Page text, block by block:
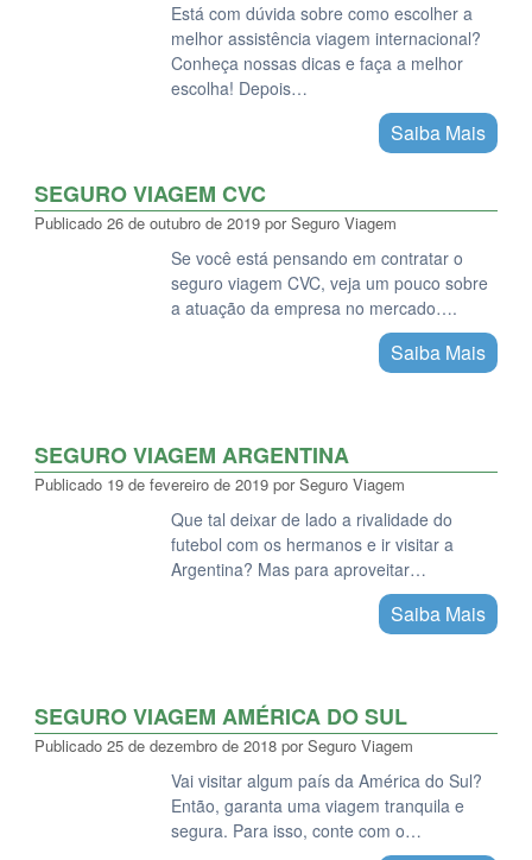
Está com dúvida sobre como escolher a
melhor assistência viagem internacional?
Conheça nossas dicas e faça a melhor
escolha! Depois…
Saiba Mais
SEGURO VIAGEM CVC
Publicado 26 de outubro de 2019 por Seguro Viagem
Se você está pensando em contratar o
seguro viagem CVC, veja um pouco sobre
a atuação da empresa no mercado….
Saiba Mais
SEGURO VIAGEM ARGENTINA
Publicado 19 de fevereiro de 2019 por Seguro Viagem
Que tal deixar de lado a rivalidade do
futebol com os hermanos e ir visitar a
Argentina? Mas para aproveitar…
Saiba Mais
SEGURO VIAGEM AMÉRICA DO SUL
Publicado 25 de dezembro de 2018 por Seguro Viagem
Vai visitar algum país da América do Sul?
Então, garanta uma viagem tranquila e
segura. Para isso, conte com o…